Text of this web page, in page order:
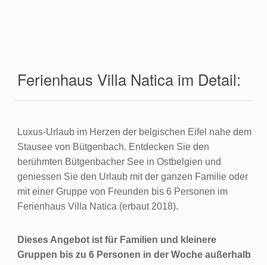
Ferienhaus Villa Natica im Detail:
Luxus-Urlaub im Herzen der belgischen Eifel nahe dem
Stausee von Bütgenbach. Entdecken Sie den
berühmten Bütgenbacher See in Ostbelgien und
geniessen Sie den Urlaub mit der ganzen Familie oder
mit einer Gruppe von Freunden bis 6 Personen im
Ferienhaus Villa Natica (erbaut 2018).
Dieses Angebot ist für Familien und kleinere
Gruppen bis zu 6 Personen in der Woche außerhalb